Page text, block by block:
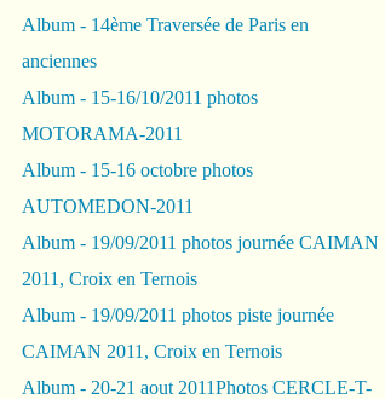
Album - 14ème Traversée de Paris en
anciennes
Album - 15-16/10/2011 photos
MOTORAMA-2011
Album - 15-16 octobre photos
AUTOMEDON-2011
Album - 19/09/2011 photos journée CAIMAN
2011, Croix en Ternois
Album - 19/09/2011 photos piste journée
CAIMAN 2011, Croix en Ternois
Album - 20-21 aout 2011Photos CERCLE-T-